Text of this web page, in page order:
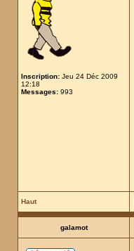
Inscription: Jeu 24 Déc 2009
12:18
Messages: 993
Haut
galamot